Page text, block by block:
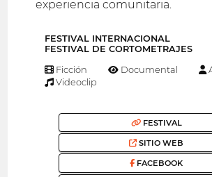
experiencia comunitaria.
FESTIVAL INTERNACIONAL
FESTIVAL DE CORTOMETRAJES
Ficción Documental
Videoclip
FESTIVAL
SITIO WEB
FACEBOOK